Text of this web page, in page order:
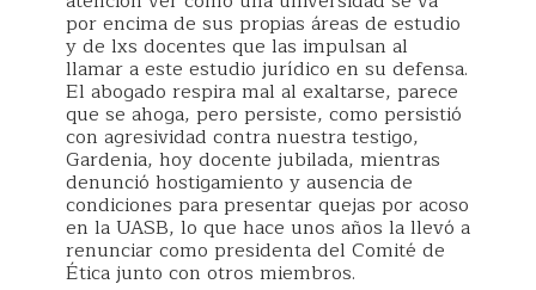
por encima de sus propias áreas de estudio
y de lxs docentes que las impulsan al
llamar a este estudio jurídico en su defensa.
El abogado respira mal al exaltarse, parece
que se ahoga, pero persiste, como persistió
con agresividad contra nuestra testigo,
Gardenia, hoy docente jubilada, mientras
denunció hostigamiento y ausencia de
condiciones para presentar quejas por acoso
en la UASB, lo que hace unos años la llevó a
renunciar como presidenta del Comité de
Ética junto con otros miembros.